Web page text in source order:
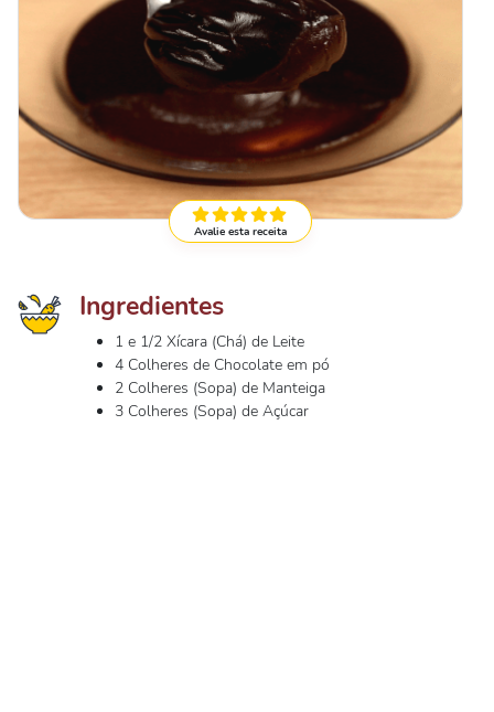
Avalie esta receita
Ingredientes
1 e 1/2 Xícara (Chá) de Leite
4 Colheres de Chocolate em pó
2 Colheres (Sopa) de Manteiga
3 Colheres (Sopa) de Açúcar